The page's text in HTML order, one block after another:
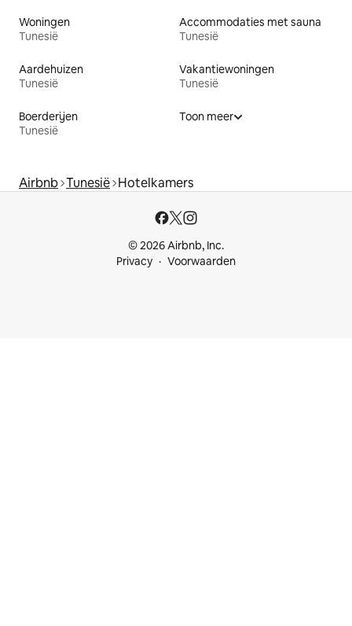
Woningen
Tunesië
Accommodaties met sauna
Tunesië
Aardehuizen
Tunesië
Vakantiewoningen
Tunesië
Boerderijen
Tunesië
Toon meer
Airbnb Tunesië Hotelkamers
© 2026 Airbnb, Inc.
Privacy
Voorwaarden